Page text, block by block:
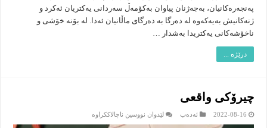
په‌نجه‌ره‌كانیان، به‌جه‌ژنان پیاوان به‌كۆمه‌ڵ سه‌ردانی یه‌كتریان ئه‌كرد و
ژنه‌كانیش به‌یه‌كه‌وه‌ له‌ ده‌رگا به‌ ده‌رگای ماڵانیان ئه‌دا. له‌ بۆنه‌ خۆشی و
ناخۆشه‌كانی یه‌كتریدا به‌شدار …
درێژە ...
چیرۆكی واقعی
2022-08-16 ئەدەب لێدوان نووسین ناچالاککراوە